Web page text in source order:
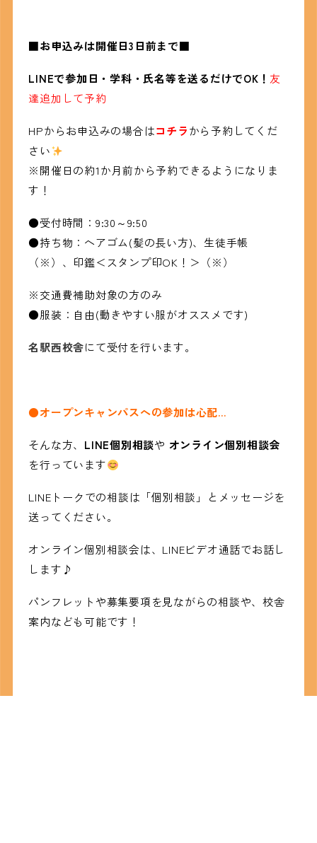
■お申込みは開催日3日前まで■
LINEで参加日・学科・氏名等を送るだけでOK！ 友
達追加して予約
HPからお申込みの場合はコチラから予約してくだ
さい
※開催日の約1か月前から予約できるようになりま
す！
●受付時間：9:30～9:50
●持ち物：ヘアゴム(髪の長い方)、生徒手帳
（※）、印鑑＜スタンプ印OK！＞（※）
※交通費補助対象の方のみ
●服装：自由(動きやすい服がオススメです)
名駅西校舎にて受付を行います。
●オープンキャンパスへの参加は心配…
そんな方、 LINE個別相談や オンライン個別相談会
を行っています
LINEトークでの相談は「個別相談」とメッセージを
送ってください。
オンライン個別相談会は、LINEビデオ通話でお話し
します♪
パンフレットや募集要項を見ながらの相談や、校舎
案内なども可能です！